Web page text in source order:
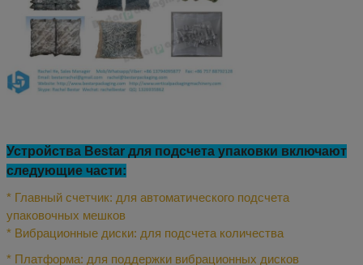
Устройства Bestar для подсчета упаковки включают
следующие части:
* Главный счетчик: для автоматического подсчета
упаковочных мешков
* Вибрационные диски: для подсчета количества
* Платформа: для поддержки вибрационных дисков